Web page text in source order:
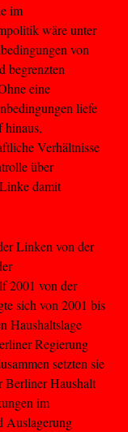
im
wäre unter
von
begrenzten
eine
liefe
hinaus,
Verhältnisse
über
damit
Linken von der
2001 von der
sich von 2001 bis
Haushaltslage
Regierung
setzten sie
Berliner Haushalt
im
Auslagerung